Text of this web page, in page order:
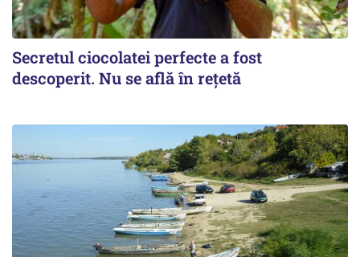
Secretul ciocolatei perfecte a fost
descoperit. Nu se află în rețetă